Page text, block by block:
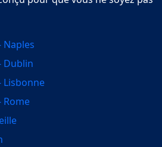
Naples
Dublin
Lisbonne
Rome